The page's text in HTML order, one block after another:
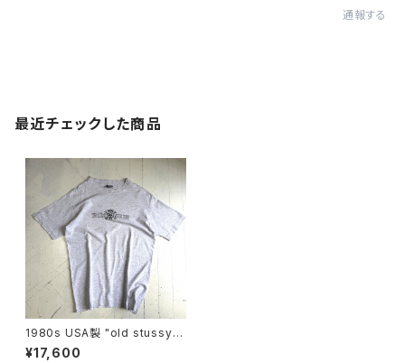
通報する
最近チェックした商品
1980s USA製 "old stussy"
S/S T-shirt
¥17,600